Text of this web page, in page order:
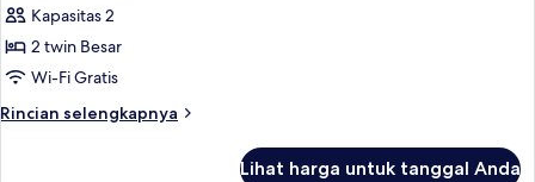
Kamar
Standar,
Beberapa
Tidur
Kapasitas 2
2 twin Besar
Wi-Fi Gratis
Rincian selengkapnya
Rincian
Lihat harga untuk tanggal Anda